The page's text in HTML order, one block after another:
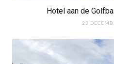
Hotel aan de
23